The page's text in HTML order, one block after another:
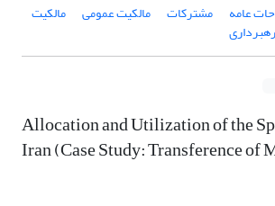
عامه مشترکات مالکیت عمومی مالکیت
Allocation and Utilization of the
Iran (Case Study: Transference of